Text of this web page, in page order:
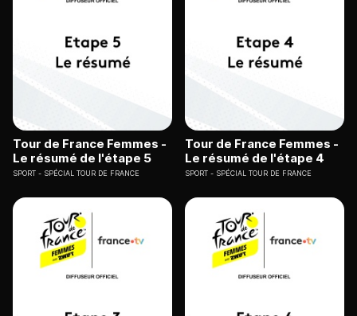
Tour de France Femmes -
Le résumé de l'étape 5
SPORT SPÉCIAL TOUR DE FRANCE
Tour de France Femmes -
Le résumé de l'étape 4
SPORT SPÉCIAL TOUR DE FRANCE